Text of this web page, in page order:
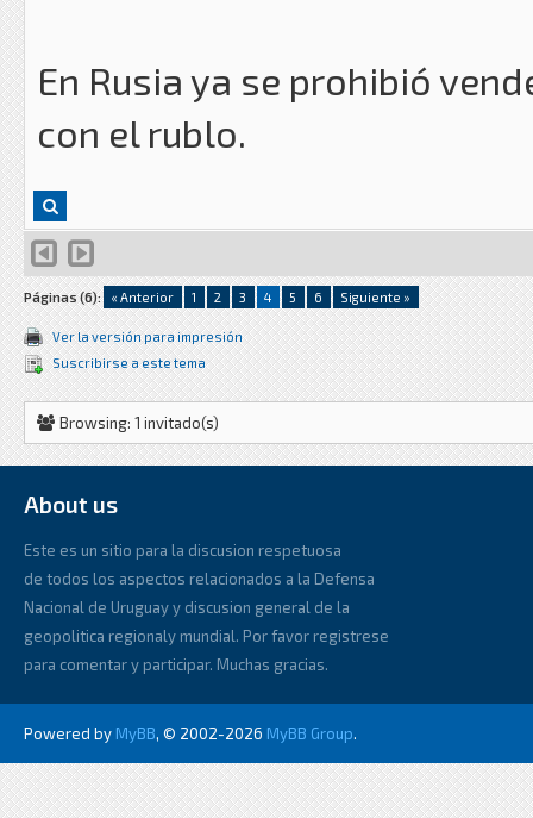
En Rusia ya se prohibió
con el rublo.
Páginas (6): « Anterior 1 2 3 4 5 6 Siguiente »
Ver la versión para impresión
Suscribirse a este tema
Browsing: 1 invitado(s)
About us
Este es un sitio para la discusion respetuosa
de todos los aspectos relacionados a la Defensa
Nacional de Uruguay y discusion general de la
geopolitica regionaly mundial. Por favor registrese
para comentar y participar. Muchas gracias.
Powered by MyBB, © 2002-2026 MyBB Group.